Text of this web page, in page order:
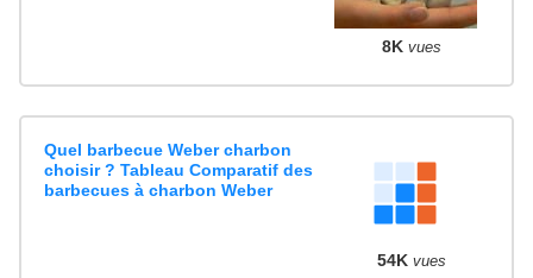
8K vues
Quel barbecue Weber charbon
choisir ? Tableau Comparatif des
barbecues à charbon Weber
54K vues